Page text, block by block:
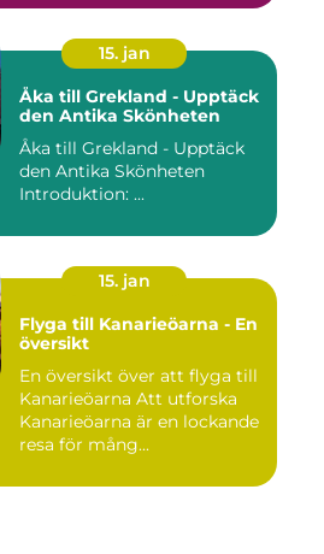
15. jan
Åka till Grekland - Upptäck
den Antika Skönheten
Åka till Grekland - Upptäck
den Antika Skönheten
Introduktion: ...
15. jan
Flyga till Kanarieöarna - En
översikt
En översikt över att flyga till
Kanarieöarna Att utforska
Kanarieöarna är en lockande
resa för mång...